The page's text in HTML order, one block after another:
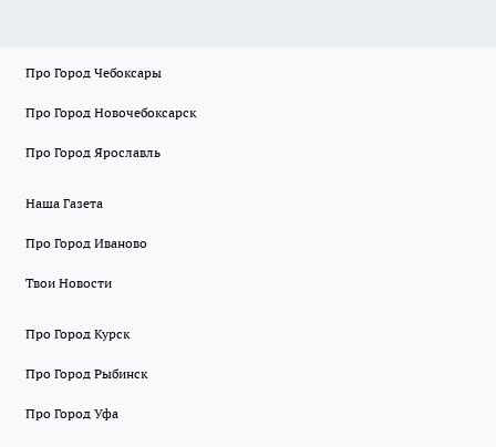
Про Город Чебоксары
Про Город Новочебоксарск
Про Город Ярославль
Наша Газета
Про Город Иваново
Твои Новости
Про Город Курск
Про Город Рыбинск
Про Город Уфа